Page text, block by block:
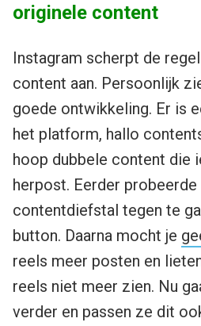
originele content
Instagram scherpt de
content aan. Persoonlijk
goede ontwikkeling. Er is
het platform, hallo
hoop dubbele content die
herpost. Eerder
contentdiefstal tegen te
button. Daarna mocht je
reels meer posten en
reels niet meer zien. Nu
verder en passen ze dit